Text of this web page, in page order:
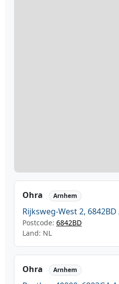
Ohra Arnhem
Rijksweg-West 2,
Postcode: 6842BD
Land: NL
Ohra Arnhem